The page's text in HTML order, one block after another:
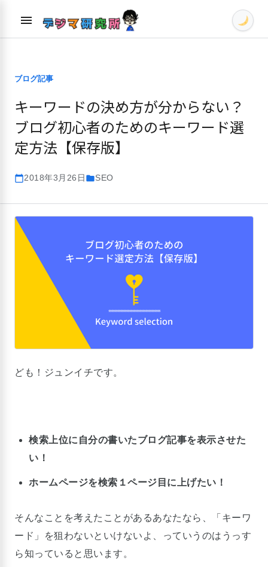
menu
ブログ記事
キーワードの決め方が分からない？
ブログ初心者のためのキーワード選
定方法【保存版】
calendar_today2018年3月26日folderSEO
ども！ジュンイチです。
検索上位に自分の書いたブログ記事を表示させた
い！
ホームページを検索１ページ目に上げたい！
そんなことを考えたことがあるあなたなら、「キーワ
ード」を狙わないといけないよ、っていうのはうっす
ら知っていると思います。